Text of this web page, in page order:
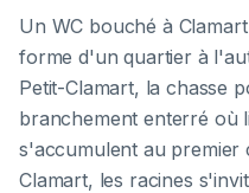
Un WC bouché à
forme d'un quartier à
Petit-Clamart, la chasse
branchement enterré où
s'accumulent au premier
Clamart, les racines